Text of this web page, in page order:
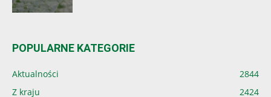
POPULARNE KATEGORIE
Aktualności
2844
Z kraju
2424